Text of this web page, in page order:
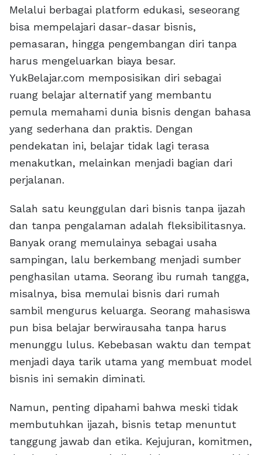
Melalui berbagai platform edukasi, seseorang
bisa mempelajari dasar-dasar bisnis,
pemasaran, hingga pengembangan diri tanpa
harus mengeluarkan biaya besar.
YukBelajar.com memposisikan diri sebagai
ruang belajar alternatif yang membantu
pemula memahami dunia bisnis dengan bahasa
yang sederhana dan praktis. Dengan
pendekatan ini, belajar tidak lagi terasa
menakutkan, melainkan menjadi bagian dari
perjalanan.
Salah satu keunggulan dari bisnis tanpa ijazah
dan tanpa pengalaman adalah fleksibilitasnya.
Banyak orang memulainya sebagai usaha
sampingan, lalu berkembang menjadi sumber
penghasilan utama. Seorang ibu rumah tangga,
misalnya, bisa memulai bisnis dari rumah
sambil mengurus keluarga. Seorang mahasiswa
pun bisa belajar berwirausaha tanpa harus
menunggu lulus. Kebebasan waktu dan tempat
menjadi daya tarik utama yang membuat model
bisnis ini semakin diminati.
Namun, penting dipahami bahwa meski tidak
membutuhkan ijazah, bisnis tetap menuntut
tanggung jawab dan etika. Kejujuran, komitmen,